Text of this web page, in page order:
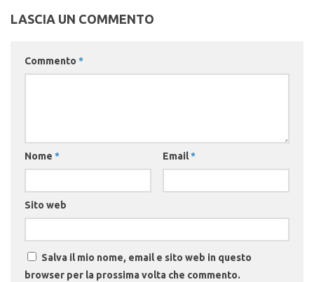
LASCIA UN COMMENTO
Commento *
Nome * Email*
Sito web
Salva il mio nome, email e sito web in questo
browser per la prossima volta che commento.